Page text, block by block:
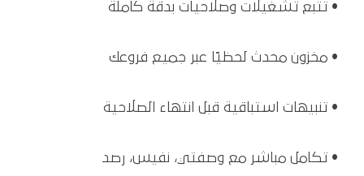
• تتبع تشغيلات وصلاحيات بدقة كاملة
• مخزون محدث لحظيًا عبر جميع فروعك
• تنبيهات استباقية قبل انتهاء الصلاحية
• تكامل مباشر مع وصفتي، نفيس، رصد